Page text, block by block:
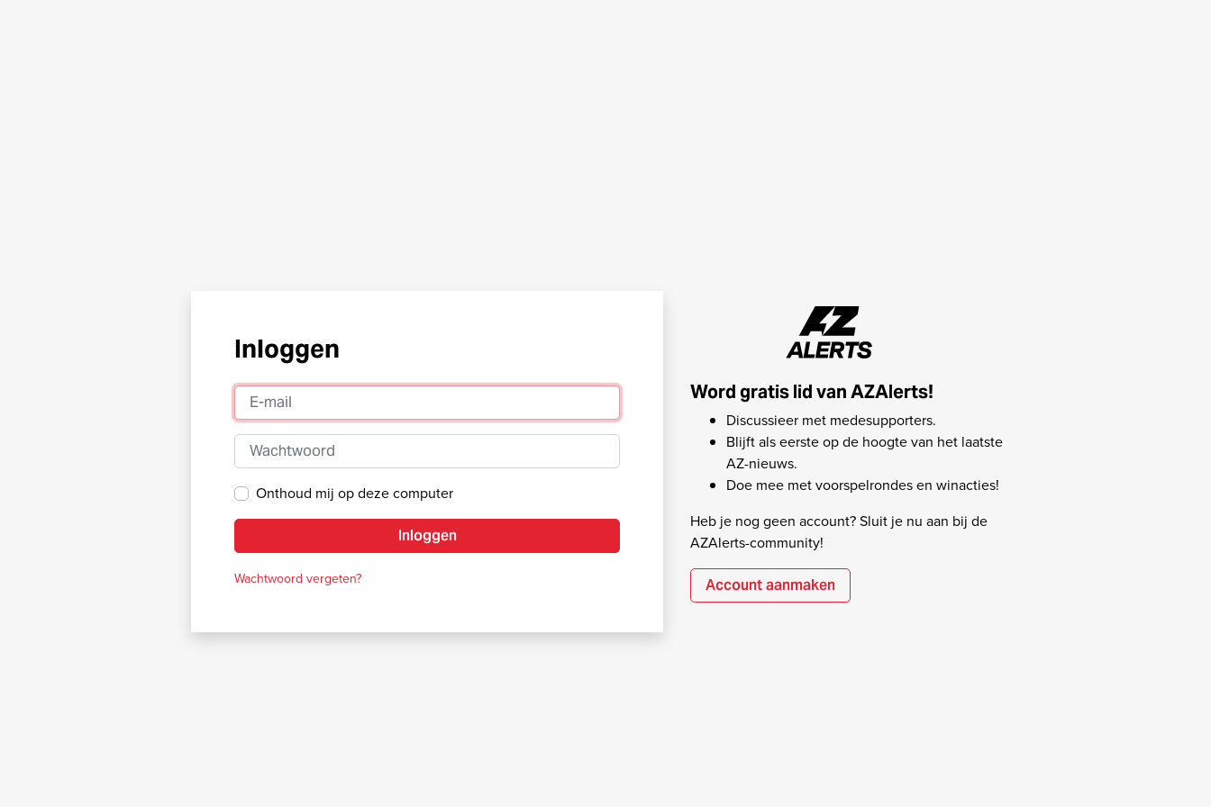
Inloggen
E-mail
Wachtwoord
Onthoud mij op deze computer
Inloggen
Wachtwoord vergeten?
Word gratis lid van AZAlerts!
Discussieer met medesupporters.
Blijft als eerste op de hoogte van het laatste
AZ-nieuws.
Doe mee met voorspelrondes en winacties!
Heb je nog geen account? Sluit je nu aan bij de
AZAlerts-community!
Account aanmaken